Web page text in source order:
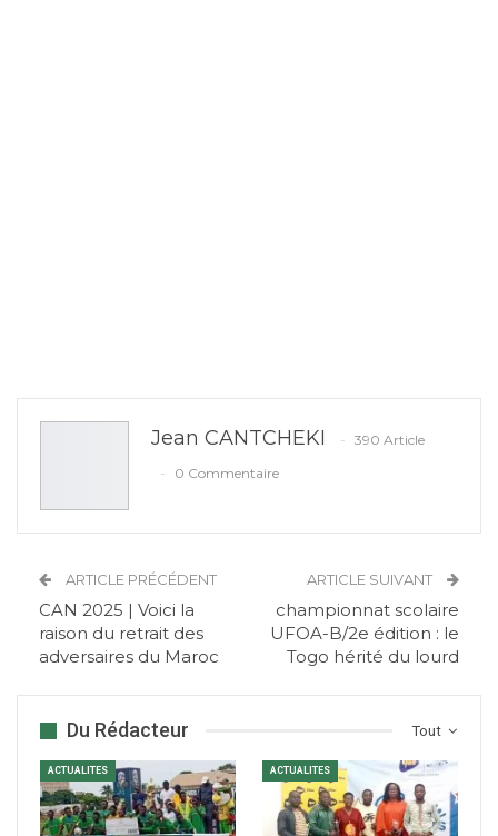
Jean CANTCHEKI
390 Article
0 Commentaire
ARTICLE PRÉCÉDENT
CAN 2025 | Voici la
raison du retrait des
adversaires du Maroc
ARTICLE SUIVANT
championnat scolaire
UFOA-B/2e édition : le
Togo hérité du lourd
Tout
Du Rédacteur
ACTUALITES ACTUALITES